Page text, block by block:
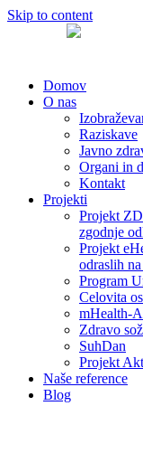
Skip to content
Domov
O nas
Raziskave
Javno
Organi in
Kontakt
Projekti
Projekt
zgodnje
Projekt
odraslih
Program
Celovita
mHealth-
Zdravo
SuhDan
Projekt
Naše reference
Blog